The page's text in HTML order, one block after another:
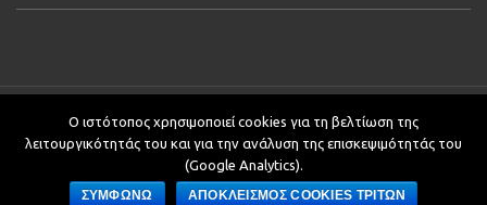
Copyright © 2019 ΕΚΔΔΑ.Υποστήριξη ιστοτόπου: Τμήμα
Εφαρμογών Πληροφορικής.
Κείμενα - Επιμέλεια: Αυτοτελές Τμήμα Επικοινωνίας, Διεθνών και
Δημοσίων Σχέσεων
Ο ιστότοπος χρησιμοποιεί cookies για τη βελτίωση της
λειτουργικότητάς του και για την ανάλυση της επισκεψιμότητάς του
(Google Analytics).
ΣΥΜΦΩΝΩ
ΑΠΟΚΛΕΙΣΜΟΣ COOKIES ΤΡΙΤΩΝ